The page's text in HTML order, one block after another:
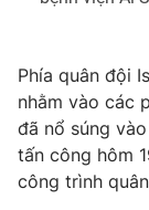
Ðiện thoại Thời
Liên hệ quảng
Phía quân đội
nhằm vào các
đã nổ súng
tấn công hôm
công trình